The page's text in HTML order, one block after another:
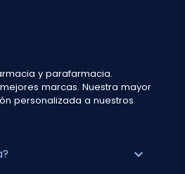
y parafarmacia.
marcas. Nuestra mayor
personalizada a nuestros
expand_more